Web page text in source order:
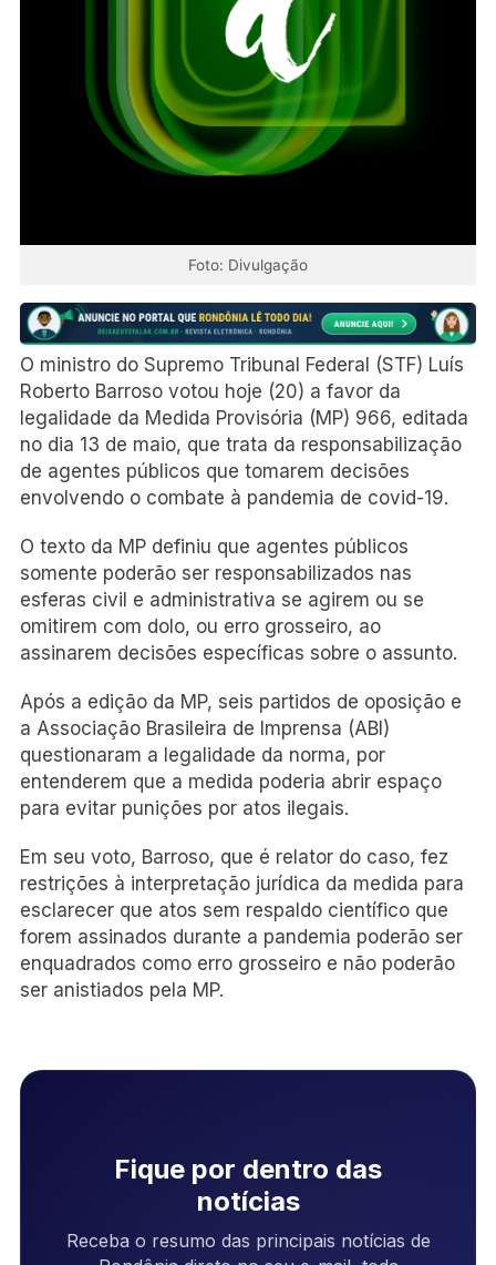
Foto: Divulgação
O ministro do Supremo Tribunal Federal (STF) Luís
Roberto Barroso votou hoje (20) a favor da
legalidade da Medida Provisória (MP) 966, editada
no dia 13 de maio, que trata da responsabilização
de agentes públicos que tomarem decisões
envolvendo o combate à pandemia de covid-19.
O texto da MP definiu que agentes públicos
somente poderão ser responsabilizados nas
esferas civil e administrativa se agirem ou se
omitirem com dolo, ou erro grosseiro, ao
assinarem decisões específicas sobre o assunto.
Após a edição da MP, seis partidos de oposição e
a Associação Brasileira de Imprensa (ABI)
questionaram a legalidade da norma, por
entenderem que a medida poderia abrir espaço
para evitar punições por atos ilegais.
Em seu voto, Barroso, que é relator do caso, fez
restrições à interpretação jurídica da medida para
esclarecer que atos sem respaldo científico que
forem assinados durante a pandemia poderão ser
enquadrados como erro grosseiro e não poderão
ser anistiados pela MP.
Fique por dentro das
notícias
Receba o resumo das principais notícias de